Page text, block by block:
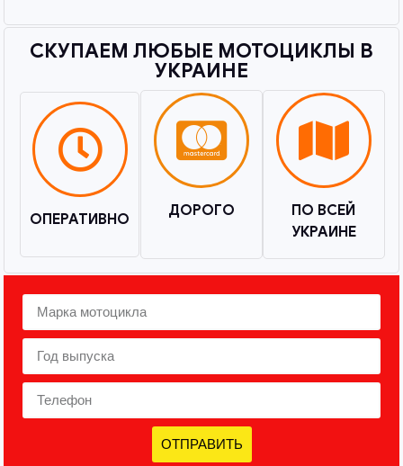
СКУПАЕМ ЛЮБЫЕ МОТОЦИКЛЫ В
УКРАИНЕ
ОПЕРАТИВНО ДОРОГО
ПО ВСЕЙ
УКРАИНЕ
ОТПРАВИТЬ